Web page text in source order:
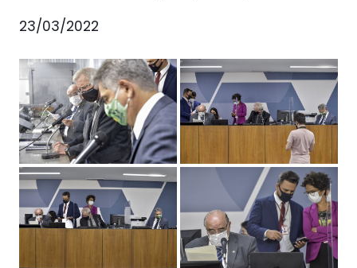
23/03/2022